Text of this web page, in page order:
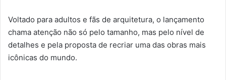
Voltado para adultos e fãs de arquitetura, o lançamento
chama atenção não só pelo tamanho, mas pelo nível de
detalhes e pela proposta de recriar uma das obras mais
icônicas do mundo.